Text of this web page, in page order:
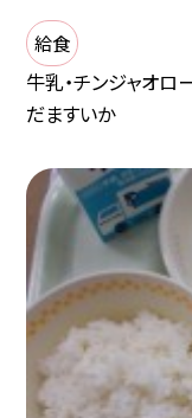
給食
牛乳・チンジャオロ
だますいか